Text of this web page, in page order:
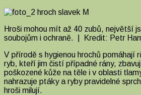
Hroši mohou mít až 40 zubů, největší
soubojům i ochraně. | Kredit: Petr
V přírodě s hygienou hrochů pomáhají
ryb, kteří jim čistí případné rány,
poškozené kůže na těle i v oblasti
nahrazuje ptáky a ryby pravidelné
hroši milují.